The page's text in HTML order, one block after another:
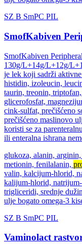
SZ B SmPC PIL
SmofKabiven
SmofKabiven Peripheral
130g/L+14g/L+12g/
je lek koji sadrži
histidin, izoleucin,
taurin, treonin,
glicerofosfat,
cink-sulfat, prečišćeno
prečišćeno maslinovo
koristi se za
ili enteralna ishrana
glukoza, alanin,
metionin, fenilalanin,
valin, kalcijum-hlorid,
kalijum-hlorid,
trigliceridi, srednje
ulje bogato omega-3
SZ B SmPC PIL
Vaminolact